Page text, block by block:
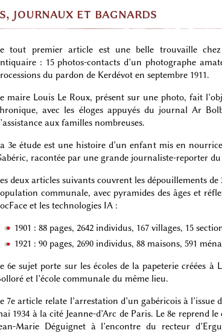
journaux et bagnards
tout premier article est une belle trouvaille
: 15 photos-contacts d’un photographe
du pardon de Kerdévot en septembre 1911.
maire Louis Le Roux, présent sur une photo, fait
avec les éloges appuyés du journal Ar
aux familles nombreuses.
3e étude est une histoire d’un enfant mis en
racontée par une grande journaliste-reporter du
deux articles suivants couvrent les dépouillements de
communale, avec pyramides des âges et
et les technologies IA :
1901 : 88 pages, 2642 individus, 167 villages, 15
1921 : 90 pages, 2690 individus, 88 maisons, 591
6e sujet porte sur les écoles de la papeterie créées à
et l’école communale du même lieu.
7e article relate l’arrestation d’un gabéricois à l’issue
1934 à la cité Jeanne-d’Arc de Paris. Le 8e reprend
Marie Déguignet à l’encontre du recteur